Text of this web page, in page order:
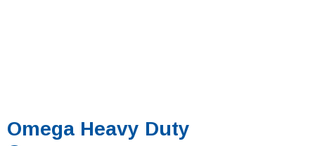
Omega Heavy Duty